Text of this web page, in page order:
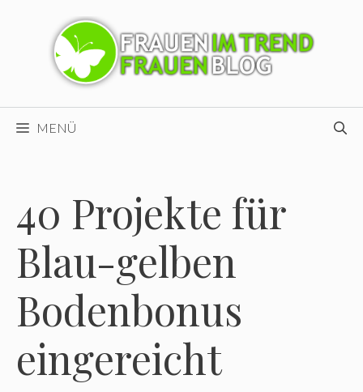
MENÜ
40 Projekte für
Blau-gelben
Bodenbonus
eingereicht